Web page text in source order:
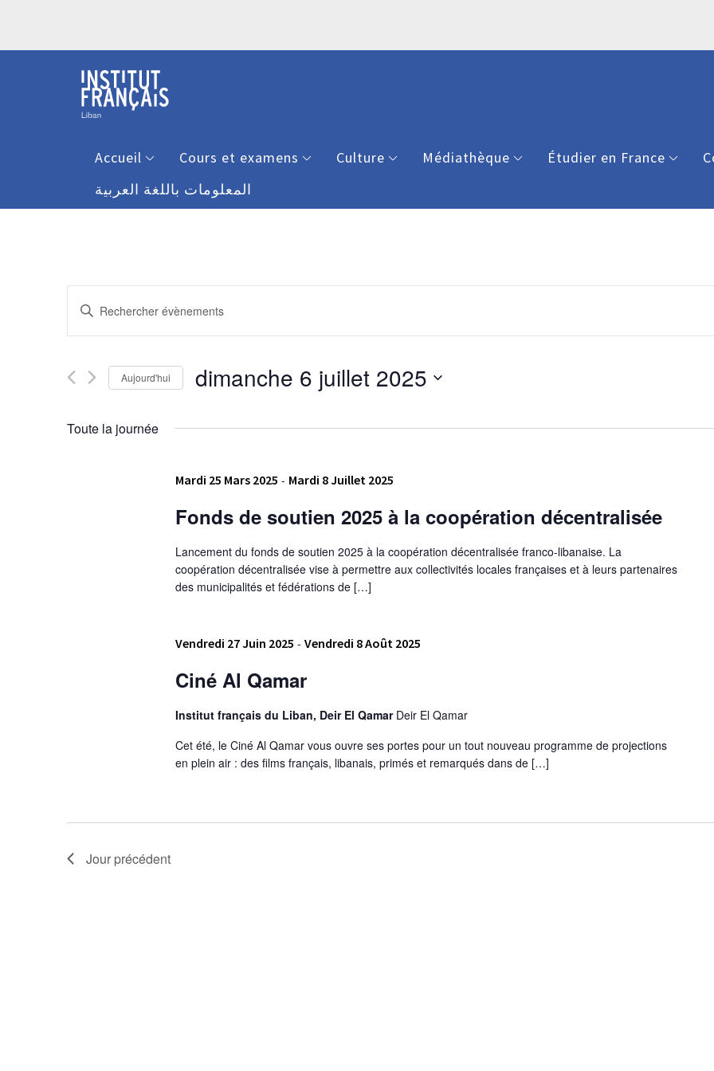
Accueil Cours et examens Culture Médiathèque Étudier en France
المعلومات باللغة العربية
Recherche
et
de
Évènements
Saisir
mot-
clé.
Évènements
par
Aujourd'hui dimanche 6 juillet 2025
date.
Toute la journée
Mardi 25 Mars 2025 - Mardi 8 Juillet 2025
Fonds de soutien 2025 à la coopération décentralisée
Lancement du fonds de soutien 2025 à la coopération décentralisée franco-libanaise. La
coopération décentralisée vise à permettre aux collectivités locales françaises et à leurs partenaires
des municipalités et fédérations de […]
Vendredi 27 Juin 2025 - Vendredi 8 Août 2025
Ciné Al Qamar
Institut français du Liban, Deir El Qamar Deir El Qamar
Cet été, le Ciné Al Qamar vous ouvre ses portes pour un tout nouveau programme de projections
en plein air : des films français, libanais, primés et remarqués dans de […]
Jour précédent